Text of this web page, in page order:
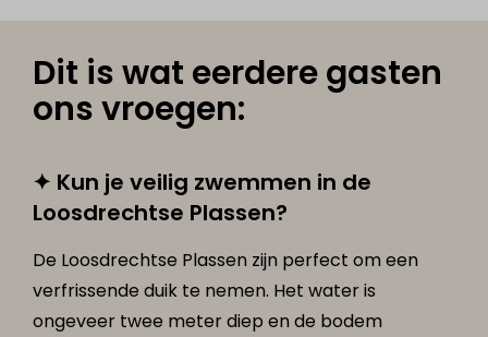
Dit is wat eerdere gasten
ons vroegen:
✦ Kun je veilig zwemmen in de
Loosdrechtse Plassen?
De Loosdrechtse Plassen zijn perfect om een
verfrissende duik te nemen. Het water is
ongeveer twee meter diep en de bodem